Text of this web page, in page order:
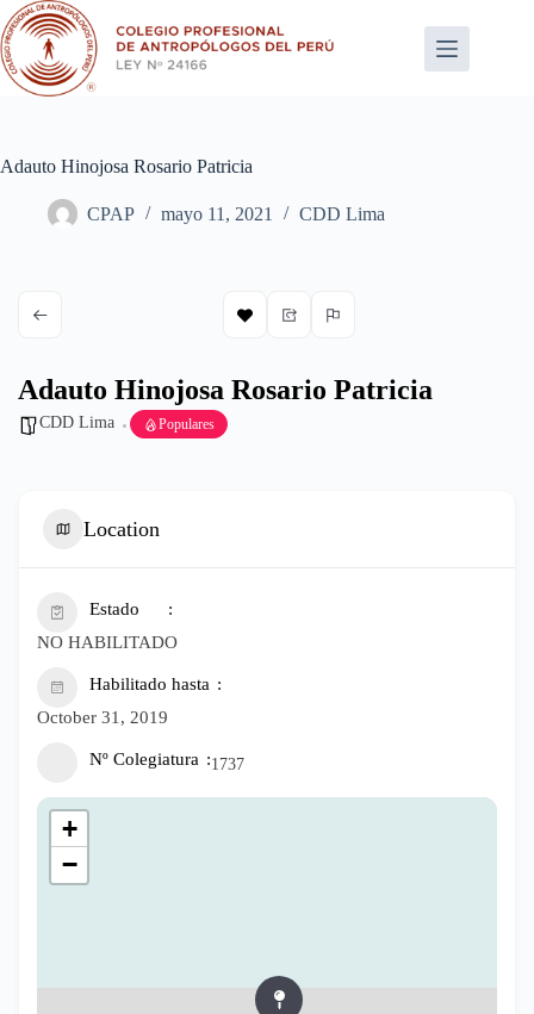
Saltar
al
contenido
Adauto Hinojosa Rosario Patricia
CPAP mayo 11, 2021 CDD Lima
Adauto Hinojosa Rosario Patricia
CDD Lima Populares
Location
Estado
NO HABILITADO
Habilitado hasta
October 31, 2019
Nº Colegiatura 1737
+
−